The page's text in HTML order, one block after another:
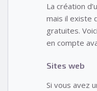
La création
mais il existe
gratuites.
en compte
Sites web
Si vous avez